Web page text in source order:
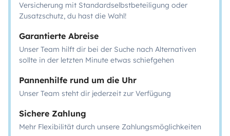
Versicherung mit Standardselbstbeteiligung oder
Zusatzschutz, du hast die Wahl!
Garantierte Abreise
Unser Team hilft dir bei der Suche nach Alternativen
sollte in der letzten Minute etwas schiefgehen
Pannenhilfe rund um die Uhr
Unser Team steht dir jederzeit zur Verfügung
Sichere Zahlung
Mehr Flexibilität durch unsere Zahlungsmöglichkeiten